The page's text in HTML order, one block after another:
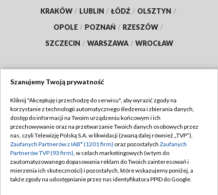
KRAKÓW / LUBLIN / ŁÓDŹ / OLSZTYN /
OPOLE / POZNAŃ / RZESZÓW /
SZCZECIN / WARSZAWA / WROCŁAW
TVP
Abonament TVP
Emisja w TVP
Centrum informacji TVP
Naziemna Telewizja Cyfrowa
Regulamin TVP
Polityka prywatności
Moje zgody
Pomoc
Szanujemy Twoją prywatność
Kliknij "Akceptuję i przechodzę do serwisu", aby wyrazić zgody na
korzystanie z technologii automatycznego śledzenia i zbierania danych,
dostęp do informacji na Twoim urządzeniu końcowym i ich
przechowywanie oraz na przetwarzanie Twoich danych osobowych przez
nas, czyli Telewizję Polską S.A. w likwidacji (zwaną dalej również „TVP”),
Zaufanych Partnerów z IAB* (1201 firm) oraz pozostałych Zaufanych
Partnerów TVP (93 firm), w celach marketingowych (w tym do
zautomatyzowanego dopasowania reklam do Twoich zainteresowań i
mierzenia ich skuteczności) i pozostałych, które wskazujemy poniżej, a
także zgody na udostępnianie przez nas identyfikatora PPID do Google.